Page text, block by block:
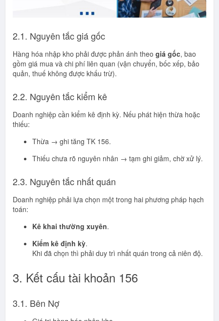
2.1. Nguyên tắc giá gốc
Hàng hóa nhập kho phải được phản ánh theo giá gốc, bao
gồm giá mua và chi phí liên quan (vận chuyển, bốc xếp, bảo
quản, thuế không được khấu trừ).
2.2. Nguyên tắc kiểm kê
Doanh nghiệp cần kiểm kê định kỳ. Nếu phát hiện thừa hoặc
thiếu:
Thừa → ghi tăng TK 156.
Thiếu chưa rõ nguyên nhân → tạm ghi giảm, chờ xử lý.
2.3. Nguyên tắc nhất quán
Doanh nghiệp phải lựa chọn một trong hai phương pháp hạch
toán:
Kê khai thường xuyên.
Kiểm kê định kỳ.
Khi đã chọn thì phải duy trì nhất quán trong cả niên độ.
3. Kết cấu tài khoản 156
3.1. Bên Nợ